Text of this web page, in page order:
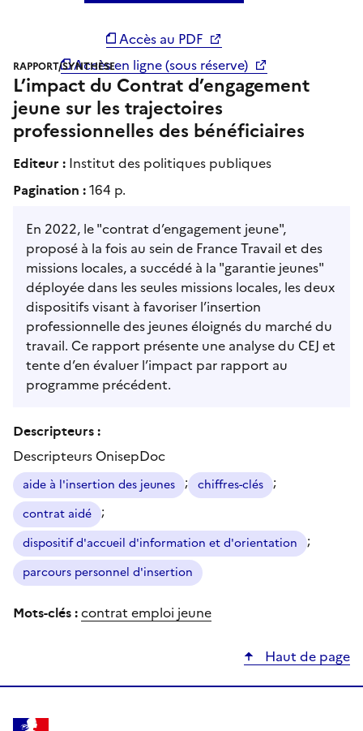
Accès au PDF
Accès en ligne (sous réserve)
RAPPORT/SYNTHÈSE
L’impact du Contrat d’engagement
jeune sur les trajectoires
professionnelles des bénéficiaires
Editeur : Institut des politiques publiques
Pagination :164 p.
En 2022, le "contrat d’engagement jeune",
proposé à la fois au sein de France Travail et des
missions locales, a succédé à la "garantie jeunes"
déployée dans les seules missions locales, les deux
dispositifs visant à favoriser l’insertion
professionnelle des jeunes éloignés du marché du
travail. Ce rapport présente une analyse du CEJ et
tente d’en évaluer l’impact par rapport au
programme précédent.
Descripteurs :
Descripteurs OnisepDoc
aide à l'insertion des jeunes ; chiffres-clés ;
contrat aidé ;
dispositif d'accueil d'information et d'orientation ;
parcours personnel d'insertion
Mots-clés :contrat emploi jeune
Haut de page